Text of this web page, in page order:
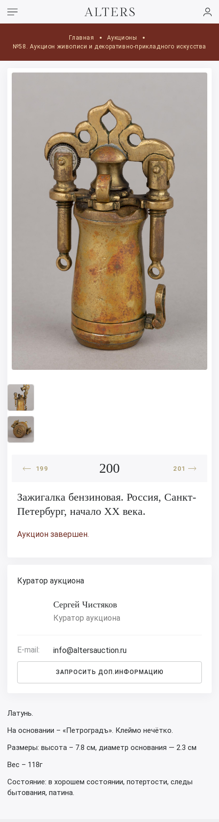
Главная
Аукционы
№58. Аукцион живописи и декоративно-прикладного искусства
199 200 201
Зажигалка бензиновая. Россия, Санкт-
Петербург, начало XX века.
Аукцион завершен.
Куратор аукциона
Сергей Чистяков
Куратор аукциона
E-mail: info@altersauction.ru
ЗАПРОСИТЬ ДОП.ИНФОРМАЦИЮ
Латунь.
На основании – «Петроградъ». Клеймо нечётко.
Размеры: высота – 7.8 см, диаметр основания — 2.3 см
Вес – 118г
Состояние: в хорошем состоянии, потертости, следы
бытования, патина.